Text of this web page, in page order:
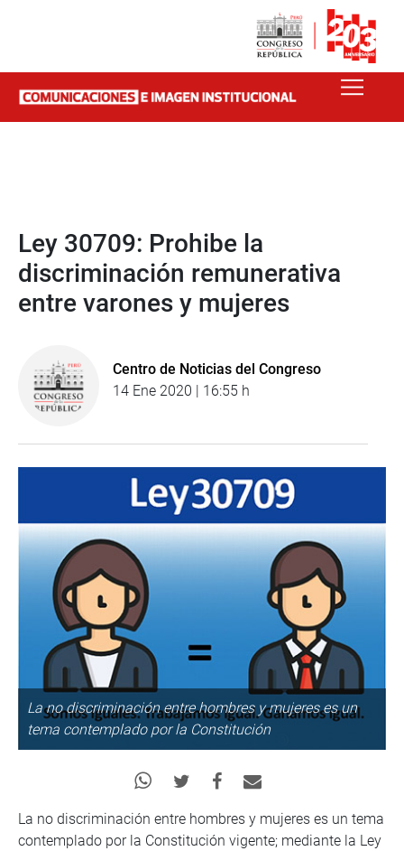
Ley 30709: Prohibe la
discriminación remunerativa
entre varones y mujeres
Centro de Noticias del Congreso
14 Ene 2020 | 16:55 h
La no discriminación entre hombres y mujeres es un
tema contemplado por la Constitución
La no discriminación entre hombres y mujeres es un tema
contemplado por la Constitución vigente; mediante la Ley